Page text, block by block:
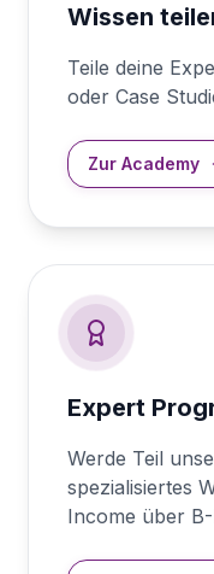
Wissen
Teile deine
oder Case
Zur Academy
Expert
Werde Teil
spezialisiertes
Income über